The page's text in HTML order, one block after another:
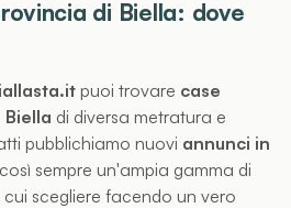
di Biella: dove
puoi trovare case
Biella di diversa metratura e
pubblichiamo nuovi annunci in
sempre un'ampia gamma di
scegliere facendo un vero